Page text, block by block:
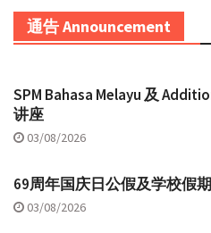
通告 Announcement
SPM Bahasa Melayu 及
讲座
03/08/2026
69周年国庆日公假及学校假
03/08/2026